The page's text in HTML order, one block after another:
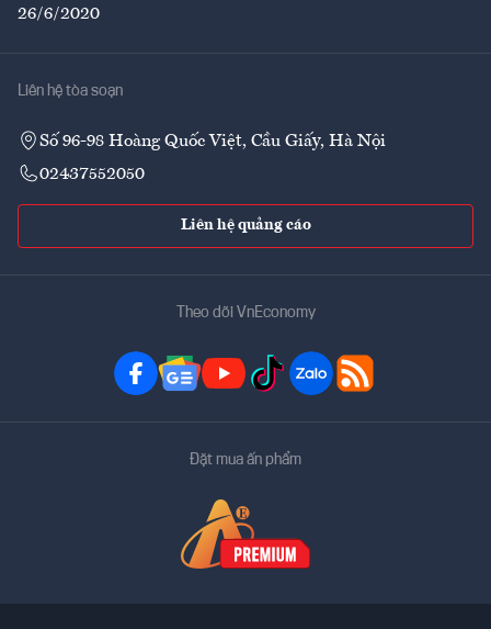
26/6/2020
Liên hệ tòa soạn
Số 96-98 Hoàng Quốc Việt, Cầu Giấy, Hà Nội
02437552050
Liên hệ quảng cáo
Theo dõi VnEconomy
Đặt mua ấn phẩm